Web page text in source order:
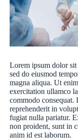
Lorem ipsum dolor sit
sed do eiusmod
magna aliqua. Ut
exercitation ullamco
commodo consequat.
reprehenderit in
fugiat nulla pariatur.
non proident, sunt in
anim id est laborum.